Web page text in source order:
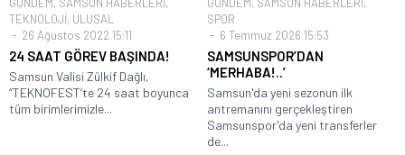
GÜNDEM, SAMSUN HABERLERİ,
TEKNOLOJİ, ULUSAL
26 Ağustos 2022 15:11
24 SAAT GÖREV BAŞINDA!
Samsun Valisi Zülkif Dağlı,
“TEKNOFEST’te 24 saat boyunca
tüm birimlerimizle...
GÜNDEM, SAMSUN HABERLERİ,
SPOR
6 Temmuz 2026 15:53
SAMSUNSPOR’DAN
‘MERHABA!..’
Samsun'da yeni sezonun ilk
antremanını gerçekleştiren
Samsunspor'da yeni transferler
de...